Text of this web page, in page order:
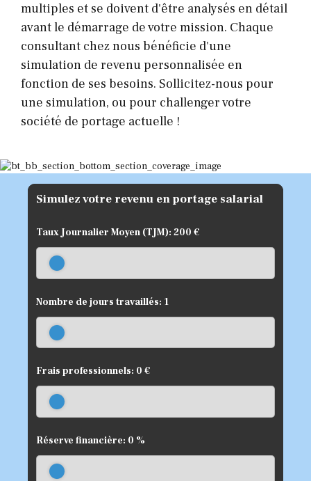
multiples et se doivent d'être analysés en détail
avant le démarrage de votre mission. Chaque
consultant chez nous bénéficie d'une
simulation de revenu personnalisée en
fonction de ses besoins. Sollicitez-nous pour
une simulation, ou pour challenger votre
société de portage actuelle !
Simulez votre revenu en portage salarial
Taux Journalier Moyen (TJM): 200 €
Nombre de jours travaillés: 1
Frais professionnels: 0 €
Réserve financière: 0 %